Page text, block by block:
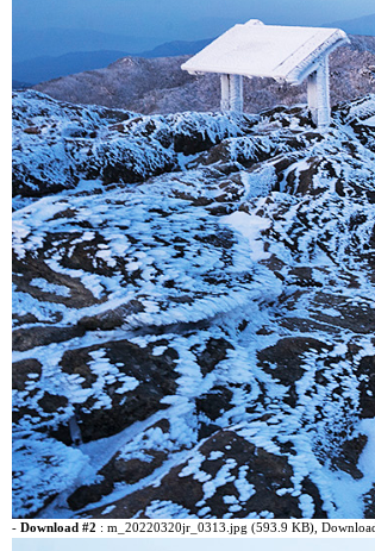
- Download #2 : m_20220320jr_0313.jpg (593.9 KB) ,